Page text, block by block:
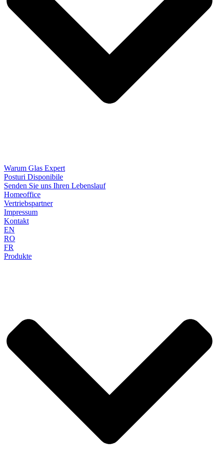
Warum Glas Expert
Posturi Disponibile
Senden Sie uns Ihren Lebenslauf
Homeoffice
Vertriebspartner
Impressum
Kontakt
EN
RO
FR
Produkte